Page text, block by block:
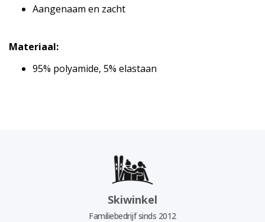
Aangenaam en zacht
Materiaal:
95% polyamide, 5% elastaan
Skiwinkel
Familiebedrijf sinds 2012